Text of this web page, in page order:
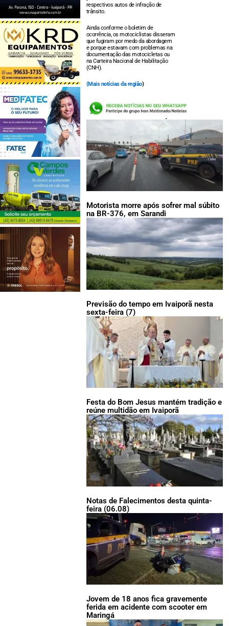
respectivos autos de infração de
trânsito.
Ainda conforme o boletim de
ocorrência, os motociclistas disseram
que fugiram por medo da abordagem
e porque estavam com problemas na
documentação das motocicletas ou
na Carteira Nacional de Habilitação
(CNH).
(Mais notícias da região)
LEIA TAMBÉM:
Motorista morre após sofrer mal súbito
na BR-376, em Sarandi
Previsão do tempo em Ivaiporã nesta
sexta-feira (7)
Festa do Bom Jesus mantém tradição e
reúne multidão em Ivaiporã
Notas de Falecimentos desta quinta-
feira (06.08)
Jovem de 18 anos fica gravemente
ferida em acidente com scooter em
Maringá